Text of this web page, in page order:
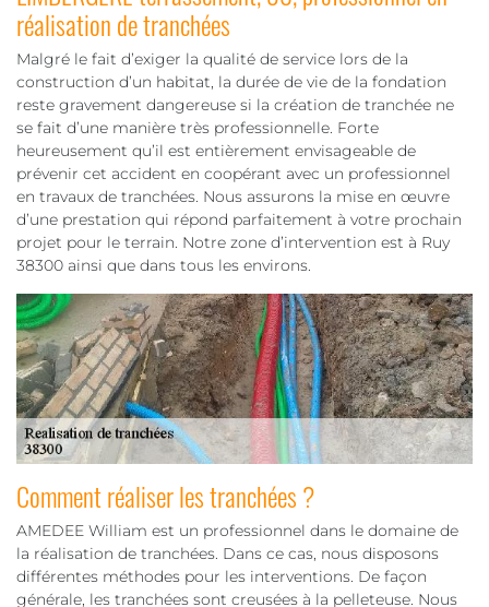
réalisation de tranchées
Malgré le fait d’exiger la qualité de service lors de la
construction d’un habitat, la durée de vie de la fondation
reste gravement dangereuse si la création de tranchée ne
se fait d’une manière très professionnelle. Forte
heureusement qu’il est entièrement envisageable de
prévenir cet accident en coopérant avec un professionnel
en travaux de tranchées. Nous assurons la mise en œuvre
d’une prestation qui répond parfaitement à votre prochain
projet pour le terrain. Notre zone d’intervention est à Ruy
38300 ainsi que dans tous les environs.
Comment réaliser les tranchées ?
AMEDEE William est un professionnel dans le domaine de
la réalisation de tranchées. Dans ce cas, nous disposons
différentes méthodes pour les interventions. De façon
générale, les tranchées sont creusées à la pelleteuse. Nous